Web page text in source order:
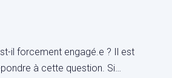
il forcement engagé.e ? Il est
à cette question. Si…